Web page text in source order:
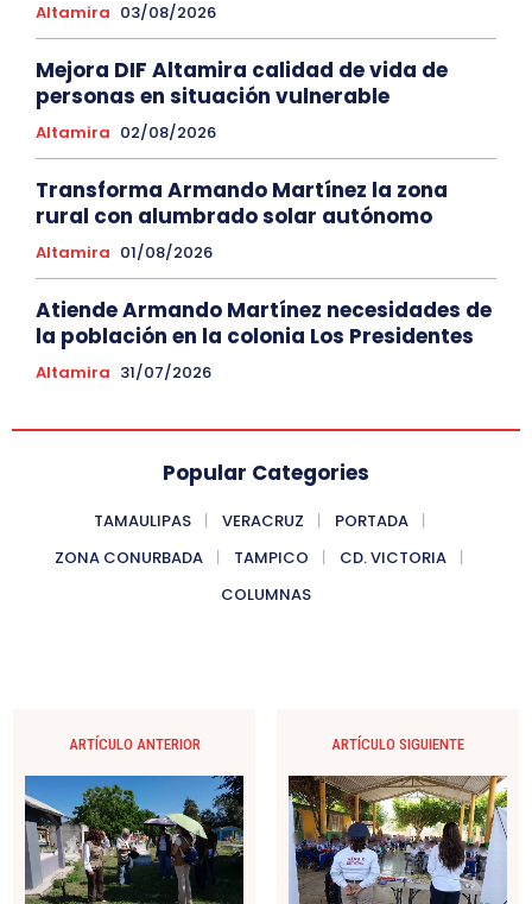
Altamira 03/08/2026
Mejora DIF Altamira calidad de vida de
personas en situación vulnerable
Altamira 02/08/2026
Transforma Armando Martínez la zona
rural con alumbrado solar autónomo
Altamira 01/08/2026
Atiende Armando Martínez necesidades de
la población en la colonia Los Presidentes
Altamira 31/07/2026
Popular Categories
TAMAULIPAS VERACRUZ
PORTADA
ZONA CONURBADA
TAMPICO
CD. VICTORIA
COLUMNAS
ARTÍCULO ANTERIOR ARTÍCULO SIGUIENTE